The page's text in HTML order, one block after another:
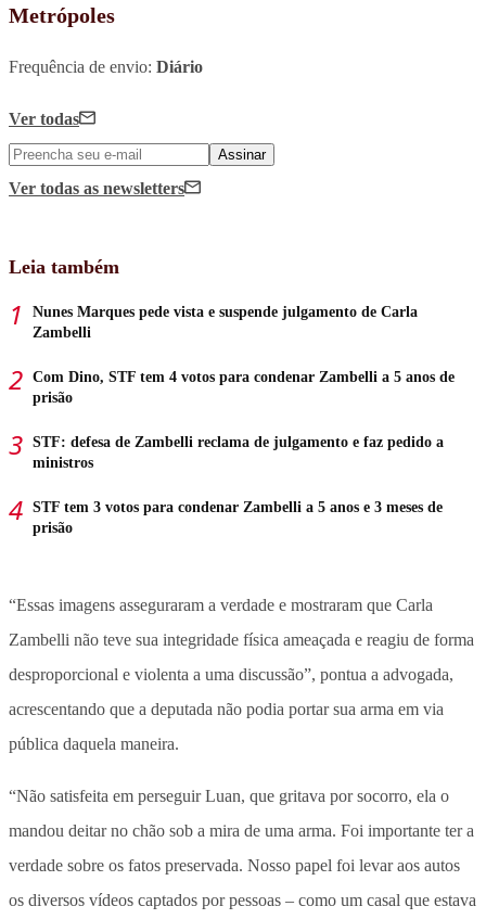
Metrópoles
Frequência de envio: Diário
Ver todas
Assinar
Ver todas as newsletters
Leia também
Nunes Marques pede vista e suspende julgamento de Carla
Zambelli
Com Dino, STF tem 4 votos para condenar Zambelli a 5 anos de
prisão
STF: defesa de Zambelli reclama de julgamento e faz pedido a
ministros
STF tem 3 votos para condenar Zambelli a 5 anos e 3 meses de
prisão
“Essas imagens asseguraram a verdade e mostraram que Carla
Zambelli não teve sua integridade física ameaçada e reagiu de forma
desproporcional e violenta a uma discussão”, pontua a advogada,
acrescentando que a deputada não podia portar sua arma em via
pública daquela maneira.
“Não satisfeita em perseguir Luan, que gritava por socorro, ela o
mandou deitar no chão sob a mira de uma arma. Foi importante ter a
verdade sobre os fatos preservada. Nosso papel foi levar aos autos
os diversos vídeos captados por pessoas – como um casal que estava